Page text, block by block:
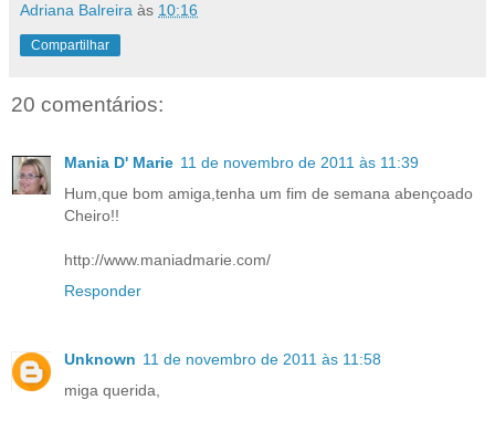
Adriana Balreira às 10:16
Compartilhar
20 comentários:
Mania D' Marie 11 de novembro de 2011 às 11:39
Hum,que bom amiga,tenha um fim de semana abençoado
Cheiro!!
http://www.maniadmarie.com/
Responder
Unknown 11 de novembro de 2011 às 11:58
miga querida,